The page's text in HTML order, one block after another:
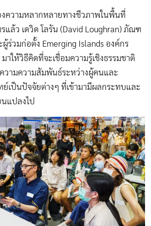
งความหลากหลายทางชีวภาพในพื้นที่
แล้ว เดวิด โลรัน (David Loughran) ภัณฑ
ผู้ร่วมก่อตั้ง Emerging Islands องค์กร
ให้วิธีคิดที่จะเชื่อมความรู้เชิงธรรมชาติ
วามความสัมพันธ์ระหว่างผู้คนและ
ย์เป็นปัจจัยต่างๆ ที่เข้ามามีผลกระทบและ
นแปลงไป